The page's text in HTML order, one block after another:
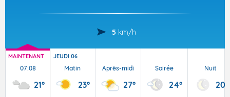
5 km/h
MAINTENANT
07:08
21°
JEUDI 06
Matin
23°
Après-midi
27°
Soirée
24°
Nuit
20°